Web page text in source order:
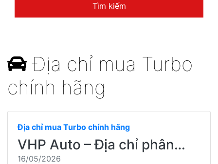
Tìm kiếm
Địa chỉ mua Turbo
chính hãng
Địa chỉ mua Turbo chính hãng
VHP Auto – Địa chỉ phân…
16/05/2026